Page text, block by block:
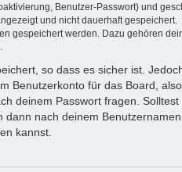
Benutzer-Passwort) und
und nicht dauerhaft gespeichert.
gespeichert werden. Dazu gehören
so dass es sicher ist.
Benutzerkonto für das Board,
deinem Passwort fragen.
nach deinem
kannst.